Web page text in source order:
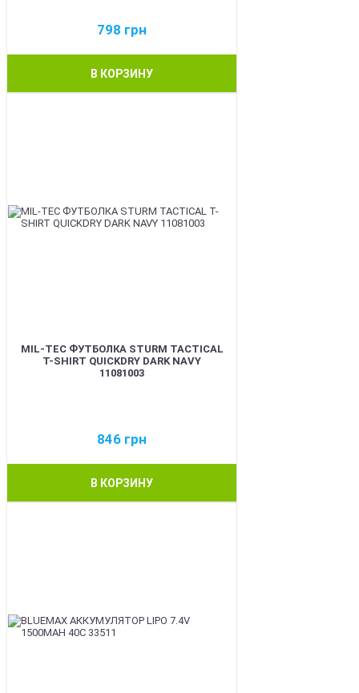
798 грн
В КОРЗИНУ
MIL-TEC ФУТБОЛКА STURM TACTICAL
T-SHIRT QUICKDRY DARK NAVY
11081003
846 грн
В КОРЗИНУ